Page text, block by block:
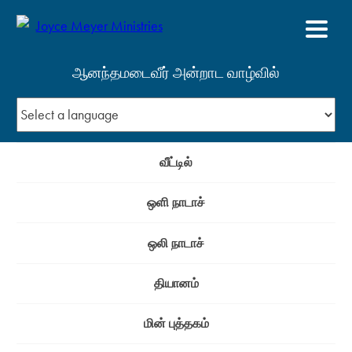
ஆனந்தமடைவீர் அன்றாட வாழ்வில்
வீட்டில்
ஒளி நாடாச்
ஒலி நாடாச்
தியானம்
மின் புத்தகம்